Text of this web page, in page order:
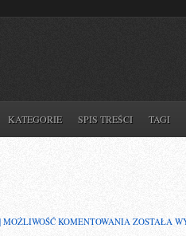
KATEGORIE SPIS TREŚCI TAGI
MOŻLIWOŚĆ KOMENTOWANIA PIŁA
ZOSTAŁA